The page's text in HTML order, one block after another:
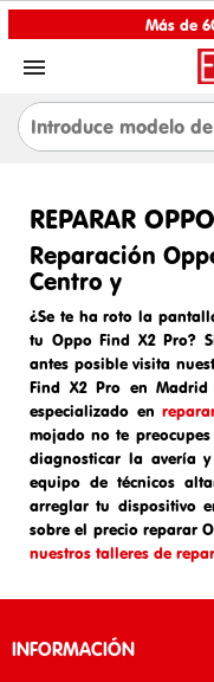
Más de

REPARAR
Reparación
Centro y
¿Se te ha roto la
tu Oppo Find X2 Pro?
antes posible visita
Find X2 Pro en Madrid
especializado en
mojadono te
diagnosticar la avería
equipo de técnicos
arreglar tu dispositivo
sobre el precio reparar
nuestros talleres de
INFORMACIÓN